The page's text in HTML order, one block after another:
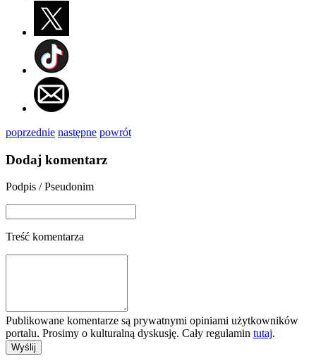
poprzednie następne powrót
Dodaj komentarz
Podpis / Pseudonim
Treść komentarza
Publikowane komentarze są prywatnymi opiniami użytkowników
portalu. Prosimy o kulturalną dyskusję. Cały regulamin tutaj.